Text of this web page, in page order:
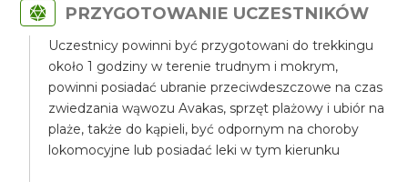
PRZYGOTOWANIE UCZESTNIKÓW
Uczestnicy powinni być przygotowani do trekkingu
około 1 godziny w terenie trudnym i mokrym,
powinni posiadać ubranie przeciwdeszczowe na czas
zwiedzania wąwozu Avakas, sprzęt plażowy i ubiór na
plaże, także do kąpieli, być odpornym na choroby
lokomocyjne lub posiadać leki w tym kierunku